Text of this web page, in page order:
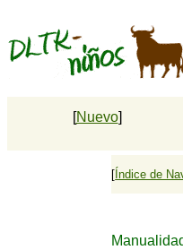
[Nuevo]
[ Índice de